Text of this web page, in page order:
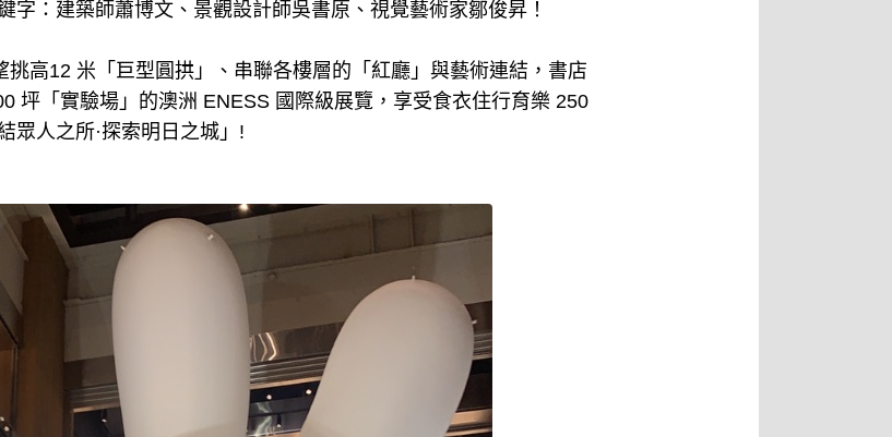
字：建築師蕭博文、景觀設計師吳書原、視覺藝術家鄒俊昇！
高12 米「巨型圓拱」、串聯各樓層的「紅廳」與藝術連結，書店
坪「實驗場」的澳洲 ENESS 國際級展覽，享受食衣住行育樂 250
眾人之所·探索明日之城」!